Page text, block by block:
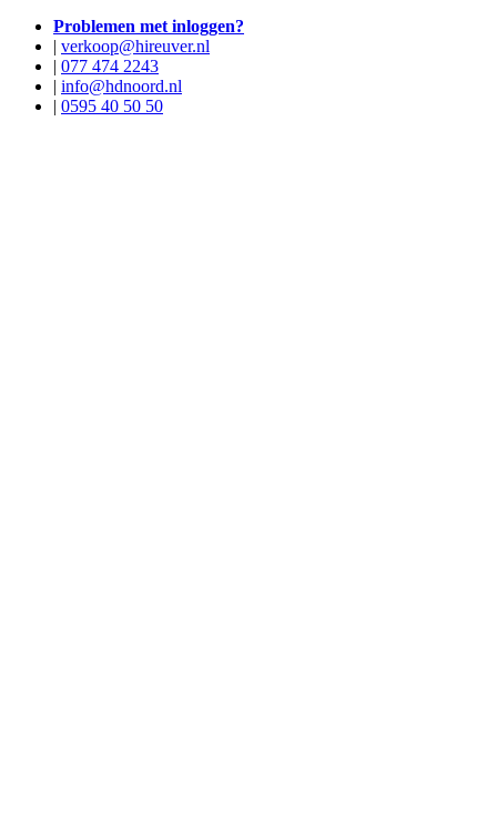
Problemen met inloggen?
| verkoop@hireuver.nl
| 077 474 2243
| info@hdnoord.nl
| 0595 40 50 50